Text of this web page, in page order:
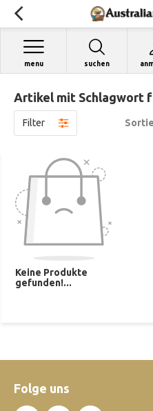
suchen
menu
Artikel mit Schlagwort
Filter
Keine Produkte
gefunden!...
Folge uns